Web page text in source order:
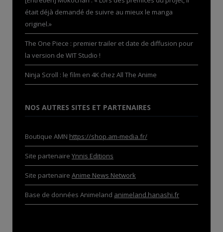
était déjà demandé de suivre au mieux le manga
originel.»
The One Piece : premier trailer et date de diffusion pour
la version de WIT Studio !
Ninja Scroll : le film en 4K chez All The Anime
NOS AUTRES SITES ET PARTENAIRES
Boutique AMN https://shop.am-media.fr/
Site partenaire Ynnis Editions
Site partenaire Anime News Network
Base de données Animeland animeland.hanashi.fr